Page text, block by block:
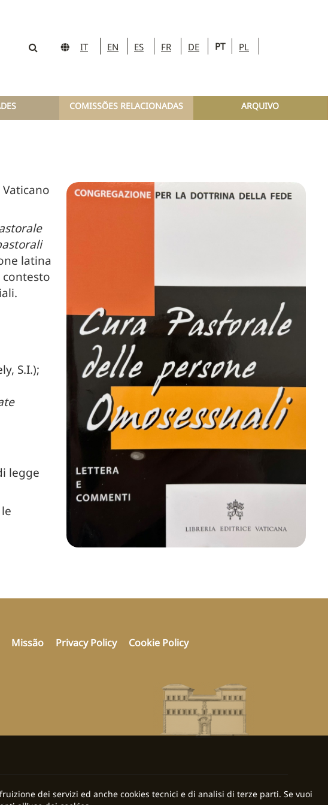
IT EN ES FR DE PT PL
COMISSÕES RELACIONADAS ARQUIVO
Vaticano
latina
contesto
S.I.);
legge
Missão Privacy Policy Cookie Policy
dei servizi ed anche cookies tecnici e di analisi di terze parti. Se vuoi